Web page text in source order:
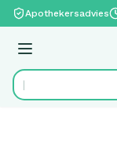
Ga naar de inhoud
Apothekersadvies
Menu
Product, merk,